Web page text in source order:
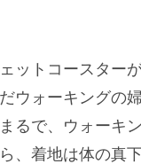
ットコースター
ウォーキングの
るで、ウォーキ
、着地は体の真